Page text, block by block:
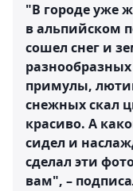
"В городе уже
в альпийском
сошел снег и
примулы,
снежных скал
красиво. А
сидел и
сделал эти
вам", –